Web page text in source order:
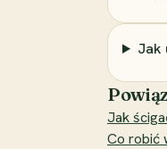
Jak
Jak
Co robić